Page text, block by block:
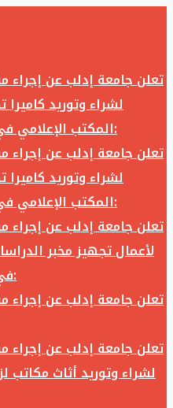
تعلن جامعة إدلب عن إجراء
لشراء وتوريد
المكتب الإعلامي في جامعة إدلب وفق الآتي:
تعلن جامعة إدلب عن إجراء
لشراء وتوريد
المكتب الإعلامي في جامعة إدلب وفق الآتي:
تعلن جامعة إدلب عن إجراء
لأعمال تجهيز مخبر
في جامعة ادلب وفق الآتي:
تعلن جامعة إدلب عن إجراء
تعلن جامعة إدلب عن إجراء
لشراء وتوريد أثاث مكاتب